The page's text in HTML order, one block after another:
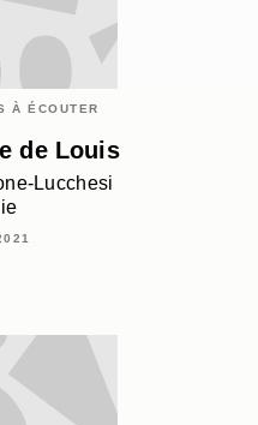
À ÉCOUTER
de Louis
Lucchesi